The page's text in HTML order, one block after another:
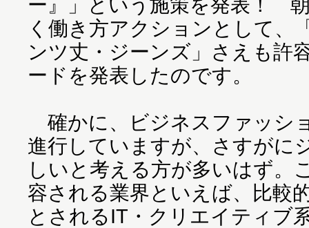
く働き方アクションとして、
ンツ丈・ジーンズ」さえも許
ードを発表したのです。
確かに、ビジネスファッシ
進行していますが、さすがに
しいと考える方が多いはず。
容される業界といえば、比較
とされるIT・クリエイティブ